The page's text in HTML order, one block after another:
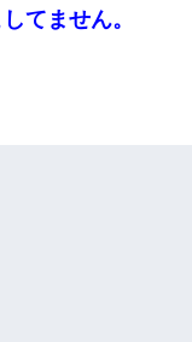
てません。